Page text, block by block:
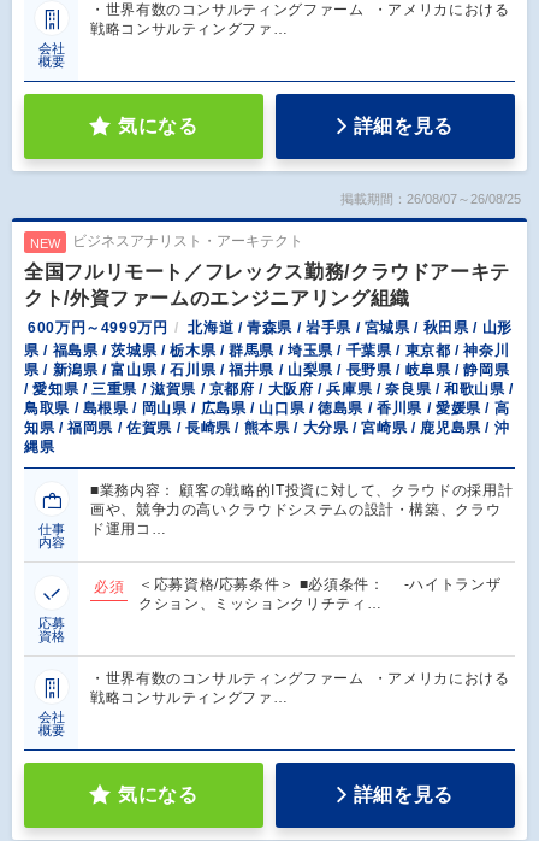
会社
概要
・世界有数のコンサルティングファーム ・アメリカにおける
戦略コンサルティングファ…
気になる 詳細を見る
掲載期間：26/08/07～26/08/25
NEW ビジネスアナリスト・アーキテクト
全国フルリモート／フレックス勤務/クラウドアーキテ
クト/外資ファームのエンジニアリング組織
600万円～4999万円
北海道 / 青森県 / 岩手県 / 宮城県 / 秋田県 / 山形
県 / 福島県 / 茨城県 / 栃木県 / 群馬県 / 埼玉県 / 千葉県 / 東京都 / 神奈川
県 / 新潟県 / 富山県 / 石川県 / 福井県 / 山梨県 / 長野県 / 岐阜県 / 静岡県
/ 愛知県 / 三重県 / 滋賀県 / 京都府 / 大阪府 / 兵庫県 / 奈良県 / 和歌山県 /
鳥取県 / 島根県 / 岡山県 / 広島県 / 山口県 / 徳島県 / 香川県 / 愛媛県 / 高
知県 / 福岡県 / 佐賀県 / 長崎県 / 熊本県 / 大分県 / 宮崎県 / 鹿児島県 / 沖
縄県
仕事
内容
■業務内容： 顧客の戦略的IT投資に対して、クラウドの採用計
画や、競争力の高いクラウドシステムの設計・構築、クラウ
ド運用コ…
応募
資格
必須
＜応募資格/応募条件＞ ■必須条件： -ハイトランザ
クション、ミッションクリチティ…
会社
概要
・世界有数のコンサルティングファーム ・アメリカにおける
戦略コンサルティングファ…
気になる 詳細を見る